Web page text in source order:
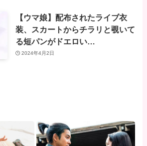
【ウマ娘】配布されたライブ衣
装、スカートからチラリと覗いて
る短パンがドエロい…
2024年4月2日